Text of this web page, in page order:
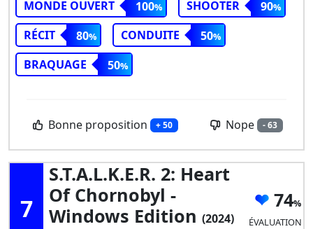
MONDE OUVERT 100 SHOOTER
90
RÉCIT
80 CONDUITE
50
BRAQUAGE
50
Bonne proposition + 50 Nope - 63
7
S.T.A.L.K.E.R. 2: Heart
Of Chornobyl -
Windows Edition (2024)
74
ÉVALUATION